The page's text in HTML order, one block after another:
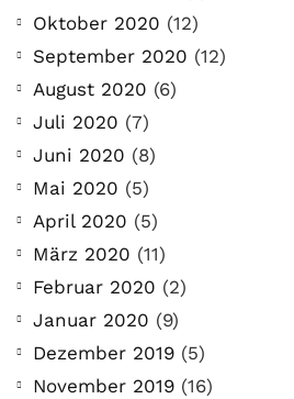
Oktober 2020 (12)
September 2020 (12)
August 2020 (6)
Juli 2020 (7)
Juni 2020 (8)
Mai 2020 (5)
April 2020 (5)
März 2020 (11)
Februar 2020 (2)
Januar 2020 (9)
Dezember 2019 (5)
November 2019 (16)